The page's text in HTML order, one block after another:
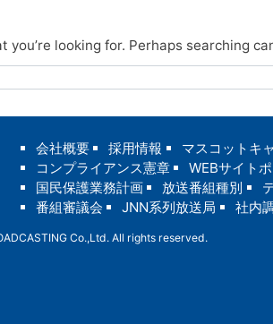
you’re looking for. Perhaps searching
会社概要 採用情報 マスコットキ
コンプライアンス憲章
WEBサイト
国民保護業務計画
放送番組種別
番組審議会
JNN系列放送局 社内
Co.,Ltd. All rights reserved.